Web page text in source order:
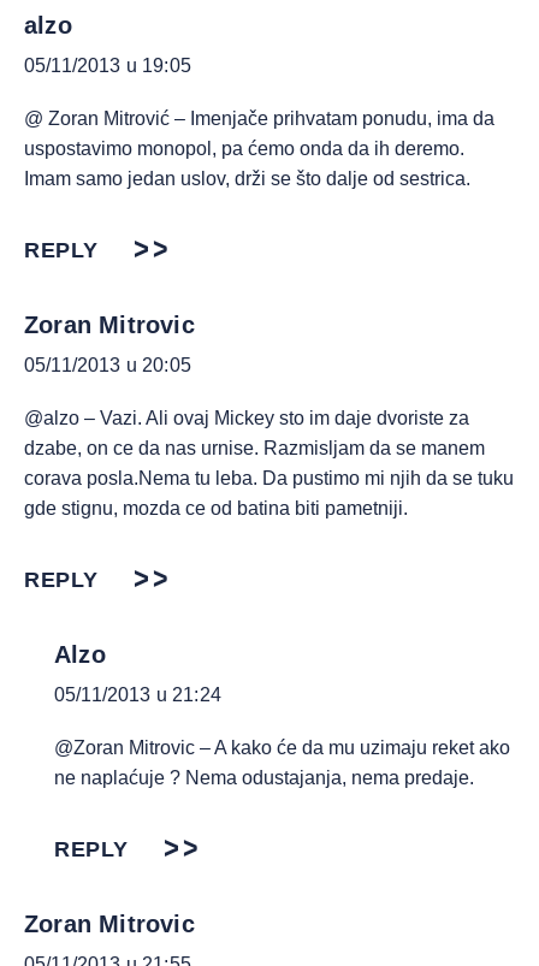
alzo
05/11/2013 u 19:05
@ Zoran Mitrović – Imenjače prihvatam ponudu, ima da
uspostavimo monopol, pa ćemo onda da ih deremo.
Imam samo jedan uslov, drži se što dalje od sestrica.
REPLY
Zoran Mitrovic
05/11/2013 u 20:05
@alzo – Vazi. Ali ovaj Mickey sto im daje dvoriste za
dzabe, on ce da nas urnise. Razmisljam da se manem
corava posla.Nema tu leba. Da pustimo mi njih da se tuku
gde stignu, mozda ce od batina biti pametniji.
REPLY
Alzo
05/11/2013 u 21:24
@Zoran Mitrovic – A kako će da mu uzimaju reket ako
ne naplaćuje ? Nema odustajanja, nema predaje.
REPLY
Zoran Mitrovic